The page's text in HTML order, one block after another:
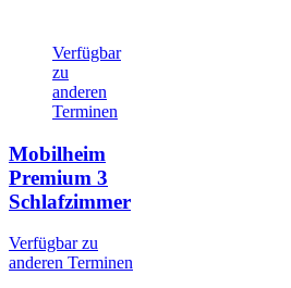
Verfügbar
zu
anderen
Terminen
Mobilheim
Premium 3
Schlafzimmer
Verfügbar zu
anderen Terminen